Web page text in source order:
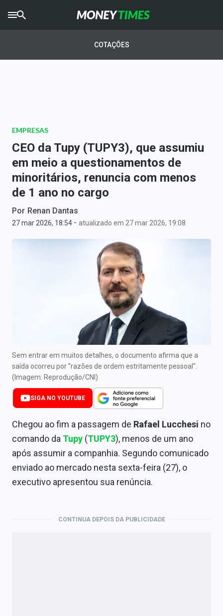
AGROTIMES
Newsletters
Money Trader
Anuncie
Últimas Notícias
Central de Fundos Imobiliários
Central dos IPOs
Renda Fixa
Finanças Pessoais
Mercados
Economia
Empresas
COTAÇÕES
EMPRESAS
CEO da Tupy (TUPY3), que assumiu
em meio a questionamentos de
minoritários, renuncia com menos
de 1 ano no cargo
Por Renan Dantas
27 mar 2026, 18:54 - atualizado em 27 mar 2026, 19:08
Sem entrar em muitos detalhes, o documento afirma que a
saída ocorreu por "razões de ordem estritamente pessoal".
(Imagem: Reprodução/CNI)
SIGA NO YOUTUBE
Chegou ao fim a passagem de Rafael Lucchesi no
comando da Tupy (TUPY3), menos de um ano
após assumir a companhia. Segundo comunicado
enviado ao mercado nesta sexta-feira (27), o
executivo apresentou sua renúncia.
CONTINUA DEPOIS DA PUBLICIDADE